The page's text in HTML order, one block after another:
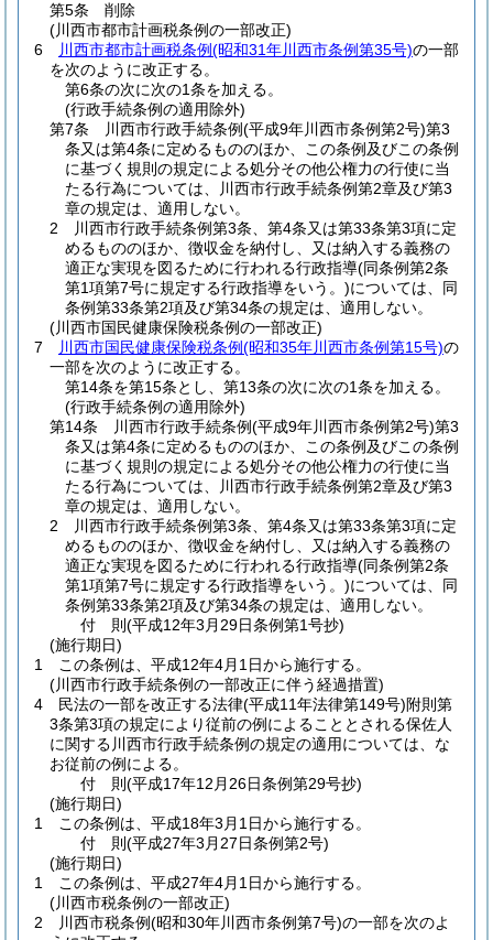
第5条 削除
(川西市都市計画税条例の一部改正)
6
川西市都市計画税条例(昭和31年川西市条例第35号)の一部
を次のように改正する。
第6条の次に次の1条を加える。
(行政手続条例の適用除外)
第7条 川西市行政手続条例(平成9年川西市条例第2号)第3
条又は第4条に定めるもののほか、この条例及びこの条例
に基づく規則の規定による処分その他公権力の行使に当
たる行為については、川西市行政手続条例第2章及び第3
章の規定は、適用しない。
2 川西市行政手続条例第3条、第4条又は第33条第3項に定
めるもののほか、徴収金を納付し、又は納入する義務の
適正な実現を図るために行われる行政指導(同条例第2条
第1項第7号に規定する行政指導をいう。)については、同
条例第33条第2項及び第34条の規定は、適用しない。
(川西市国民健康保険税条例の一部改正)
7
川西市国民健康保険税条例(昭和35年川西市条例第15号)の
一部を次のように改正する。
第14条を第15条とし、第13条の次に次の1条を加える。
(行政手続条例の適用除外)
第14条 川西市行政手続条例(平成9年川西市条例第2号)第3
条又は第4条に定めるもののほか、この条例及びこの条例
に基づく規則の規定による処分その他公権力の行使に当
たる行為については、川西市行政手続条例第2章及び第3
章の規定は、適用しない。
2 川西市行政手続条例第3条、第4条又は第33条第3項に定
めるもののほか、徴収金を納付し、又は納入する義務の
適正な実現を図るために行われる行政指導(同条例第2条
第1項第7号に規定する行政指導をいう。)については、同
条例第33条第2項及び第34条の規定は、適用しない。
付 則(平成12年3月29日条例第1号抄)
(施行期日)
1
この条例は、平成12年4月1日から施行する。
(川西市行政手続条例の一部改正に伴う経過措置)
4
民法の一部を改正する法律(平成11年法律第149号)附則第
3条第3項の規定により従前の例によることとされる保佐人
に関する川西市行政手続条例の規定の適用については、な
お従前の例による。
付 則(平成17年12月26日条例第29号抄)
(施行期日)
1
この条例は、平成18年3月1日から施行する。
付 則(平成27年3月27日条例第2号)
(施行期日)
1
この条例は、平成27年4月1日から施行する。
(川西市税条例の一部改正)
2
川西市税条例(昭和30年川西市条例第7号)の一部を次のよ